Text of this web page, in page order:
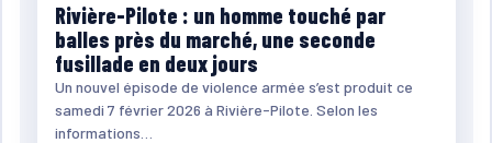
Rivière-Pilote : un homme touché par
balles près du marché, une seconde
fusillade en deux jours
Un nouvel épisode de violence armée s’est produit ce
samedi 7 février 2026 à Rivière-Pilote. Selon les
informations…